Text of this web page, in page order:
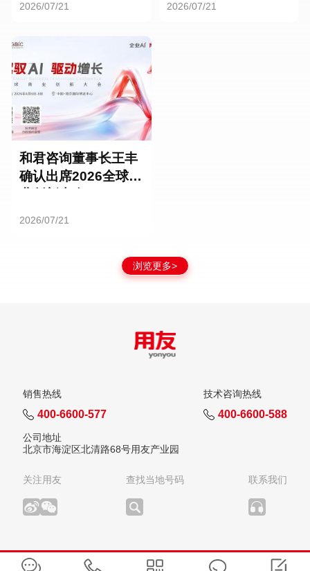
2026/07/21 2026/07/21
和君咨询董事长王丰
确认出席2026全球商
2026/07/21
浏览更多>
销售热线
400-6600-577
技术咨询热线
400-6600-588
公司地址
北京市海淀区北清路68号用友产业园
关注用友 查找当地号码 联系我们
版权所有：用友网络科技股份有限公司